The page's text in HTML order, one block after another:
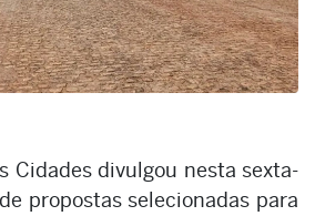
Cidades divulgou nesta sexta-
propostas selecionadas para